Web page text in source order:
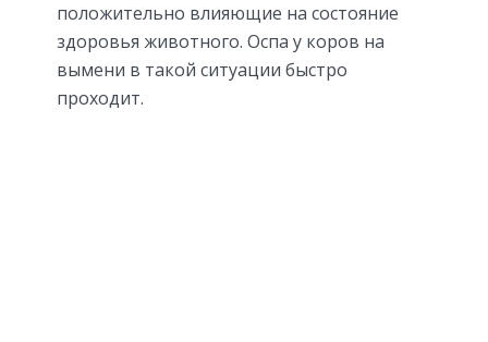
положительно влияющие на состояние
здоровья животного. Оспа у коров на
вымени в такой ситуации быстро
проходит.